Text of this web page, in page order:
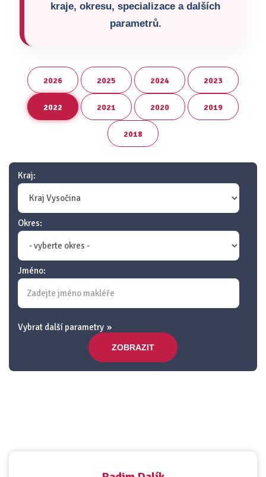
kraje, okresu, specializace a dalších
parametrů.
2026 2025 2024 2023
2022 2021 2020 2019
2018
Kraj:
Okres:
Jméno:
Vybrat další parametry
ZOBRAZIT